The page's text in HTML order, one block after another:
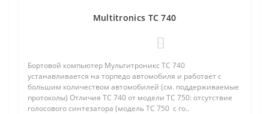
Multitronics TC 740
Бортовой компьютер Мультитроникс TC 740
устанавливается на торпедо автомобиля и работает с
большим количеством автомобилей (см. поддерживаемые
протоколы) Отличия TC 740 от модели TC 750: отсутствие
голосового синтезатора (модель TC 750 с го..